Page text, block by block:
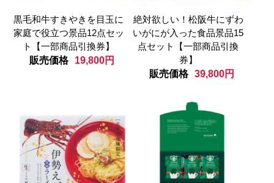
黒毛和牛すきやきを目玉に
家庭で役立つ景品12点セッ
ト【一部商品引換券】
販売価格
19,800円
絶対欲しい！松阪牛にずわ
いがにが入った食品景品15
点セット【一部商品引換
券】
販売価格 39,800円